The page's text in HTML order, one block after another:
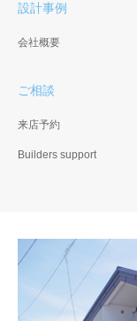
設計事例
会社概要
ご相談
来店予約
Builders support